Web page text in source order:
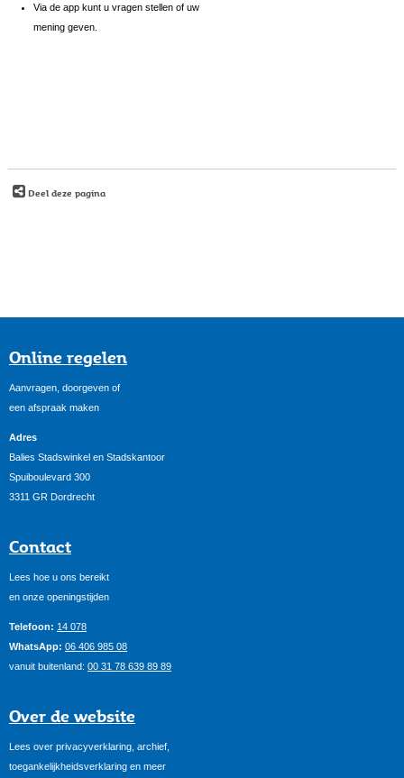
Via de app kunt u vragen stellen of uw
mening geven.
Deel deze pagina
Online regelen
Aanvragen, doorgeven of
een afspraak maken
Adres
Balies Stadswinkel en Stadskantoor
Spuiboulevard 300
3311 GR Dordrecht
Contact
Lees hoe u ons bereikt
en onze openingstijden
Telefoon: 14 078
WhatsApp: 06 406 985 08
vanuit buitenland: 00 31 78 639 89 89
Over de website
Lees over privacyverklaring, archief,
toegankelijkheidsverklaring en meer